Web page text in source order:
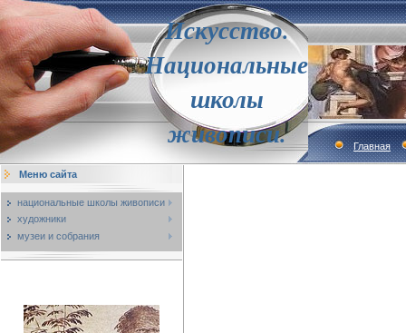
Искусство.
Национальные
школы
живописи.
Главная
Меню сайта
национальные школы живописи
художники
музеи и собрания